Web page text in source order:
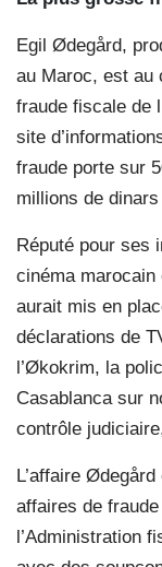
Egil Ødegård,
au Maroc, est
fraude fiscale de
site
fraude porte sur
millions de
Réputé pour ses
cinéma
aurait mis en
déclarations de
l’Økokrim, la
Casablanca sur
contrôle
L’affaire
affaires de
l’Administration